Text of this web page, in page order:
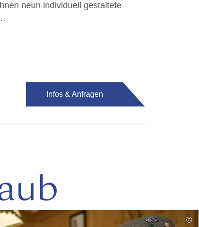
neun individuell gestaltete
Infos & Anfragen
©
mehr